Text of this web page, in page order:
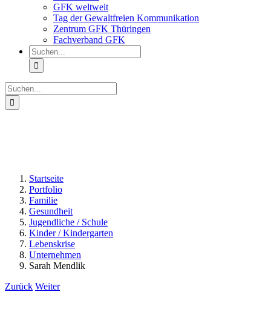
GFK weltweit
Tag der Gewaltfreien Kommunikation
Zentrum GFK Thüringen
Fachverband GFK
Suche
nach:
Suche
nach:
Startseite
Portfolio
Familie
Gesundheit
Jugendliche / Schule
Kinder / Kindergarten
Lebenskrise
Unternehmen
Sarah Mendlik
Zurück Weiter